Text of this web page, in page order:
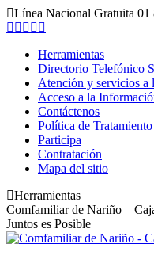
Saltar
al
Línea Nacional Gratuita 01
Facebook
opens
new
window
Twitter
opens
in
new
window
YouTube
opens
in
new
window
Instagram
opens
in
new
window
opens
in
new
window
Herramientas
Directorio Telefónico
Atención y servicios a
Acceso a la
Contáctenos
Política de
Participa
Contratación
Mapa del sitio
Herramientas
Comfamiliar de Nariño –
Juntos es Posible